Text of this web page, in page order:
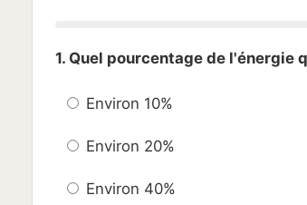
1. Quel pourcentage de l'énergie
Environ 10%
Environ 20%
Environ 40%